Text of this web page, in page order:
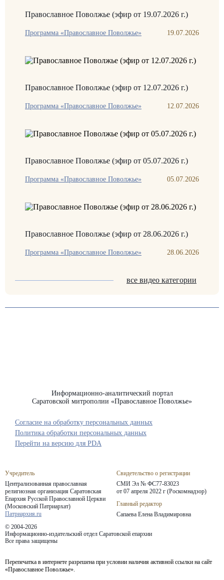
Православное Поволжье (эфир от 19.07.2026 г.)
Программа «Православное Поволжье» 19.07.2026
Православное Поволжье (эфир от 12.07.2026 г.)
Программа «Православное Поволжье» 12.07.2026
Православное Поволжье (эфир от 05.07.2026 г.)
Программа «Православное Поволжье» 05.07.2026
Православное Поволжье (эфир от 28.06.2026 г.)
Программа «Православное Поволжье» 28.06.2026
все видео категории
Информационно-аналитический портал
Саратовской митрополии «Православное Поволжье»
Учредитель
Централизованная православная
религиозная организация Саратовская
Епархия Русской Православной Церкви
(Московский Патриархат)
Патриархия.ru
Свидетельство о регистрации
СМИ Эл № ФС77-83023
от 07 апреля 2022 г (Роскомнадзор)
Главный редактор
Сапаева Елена Владимировна
© 2004-2026
Информационно-издательский отдел Саратовской епархии
Все права защищены
Согласие на обработку персональных данных
Политика обработки персональных данных
Перепечатка в интернете разрешена при условии наличия активной ссылки на сайт
«Православное Поволжье».
Перейти на версию для PDA